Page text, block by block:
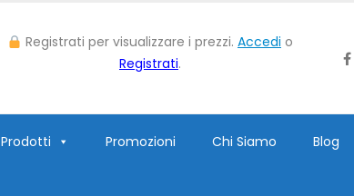
Registrati per visualizzare i prezzi. Accedi o
Registrati.
Prodotti Promozioni Chi Siamo Blog